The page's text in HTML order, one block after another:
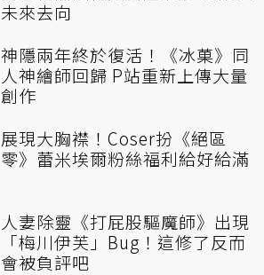
未來去向
神隱兩年終於復活！《冰菓》同
人神繪師回歸 P站重新上傳大量
創作
展現大胸襟！Coser扮《絕區
零》蕾米埃爾粉絲福利給好給滿
人妻除靈《打屁股驅魔師》出現
「梅川伊芙」Bug！這修了反而
會被負評吧